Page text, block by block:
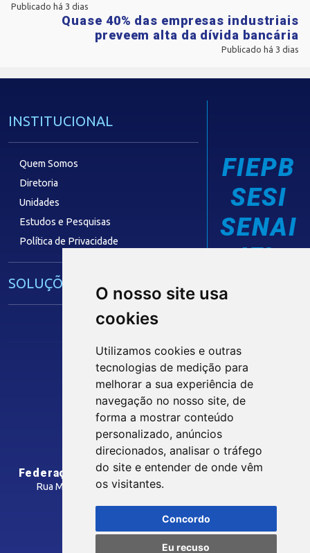
O nosso site usa
cookies
Utilizamos cookies e outras
tecnologias de medição para
melhorar a sua experiência de
navegação no nosso site, de
forma a mostrar conteúdo
personalizado, anúncios
direcionados, analisar o tráfego
do site e entender de onde vêm
os visitantes.
Concordo
Eu recuso
Publicado há 3 dias
Quase 40% das empresas industriais
preveem alta da dívida bancária
Publicado há 3 dias
INSTITUCIONAL
Quem Somos
Diretoria
Unidades
Estudos e Pesquisas
Política de Privacidade
SOLUÇÕES E SERVIÇOS
Núcleo de Acesso ao Crédito
Centro Internacional de Negócios -
CONTRIBUIÇÃO SINDICAL
SINDICATOS FILIADOS
FIEPB
SESI
SENAI
IEL
Siga nossas Redes Sociais
INTRANET
Federação das Indústrias do Estado da Paraíba
Rua Manoel Gonçalves Guimarães, 195 - José Pinheiro
Como Chegar